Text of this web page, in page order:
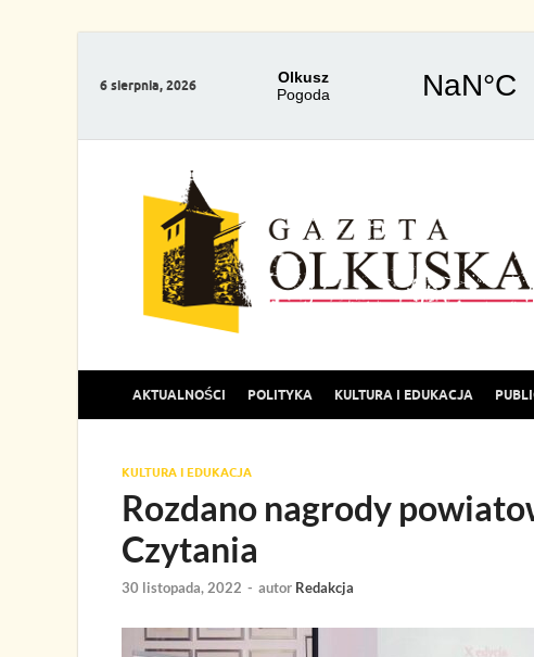
6 sierpnia, 2026
AKTUALNOŚCI POLITYKA KULTURA I EDUKACJA
KULTURA I EDUKACJA
Rozdano nagrody
Czytania
30 listopada, 2022 - autor Redakcja